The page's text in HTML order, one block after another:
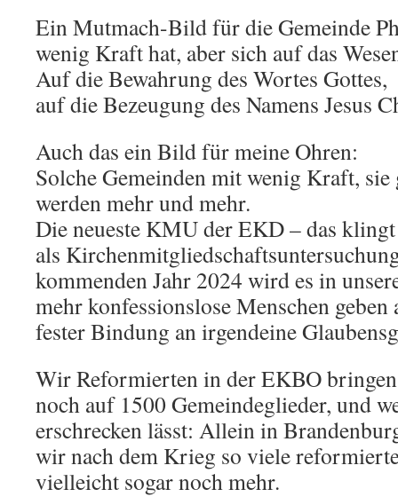
Ein Mutmach-Bild für die Gemeinde
wenig Kraft hat, aber sich auf das
Auf die Bewahrung des Wortes Gottes,
auf die Bezeugung des Namens Jesus
Auch das ein Bild für meine Ohren:
Solche Gemeinden mit wenig Kraft,
werden mehr und mehr.
Die neueste KMU der EKD – das
als
kommenden Jahr 2024 wird es in
mehr konfessionslose Menschen
fester Bindung an irgendeine
Wir Reformierten in der EKBO
noch auf 1500 Gemeindeglieder, und
erschrecken lässt: Allein in
wir nach dem Krieg so viele
vielleicht sogar noch mehr.